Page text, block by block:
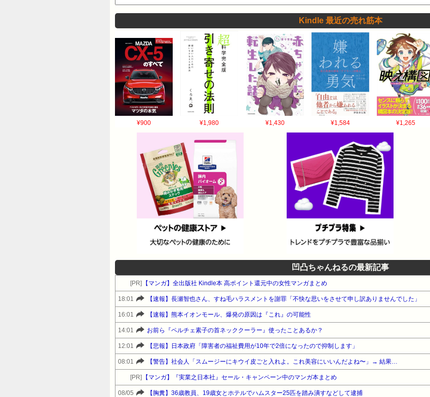
Kindle 最近の売れ筋本
¥900 ¥1,980 ¥1,430 ¥1,584 ¥1,265
凹凸ちゃんねるの最新記事
[PR] 【マンガ】全出版社 Kindle本 高ポイント還元中の女性マンガまとめ
18:01 【速報】長瀬智也さん、すね毛ハラスメントを謝罪「不快な思いをさせて申し訳ありませんでした」
16:01 【速報】熊本イオンモール、爆発の原因は『これ』の可能性
14:01 お前ら『ペルチェ素子の首ネッククーラー』使ったことあるか？
12:01 【悲報】日本政府「障害者の福祉費用が10年で2倍になったので抑制します」
08:01 【警告】社会人「スムージーにキウイ皮ごと入れよ。これ美容にいいんだよね〜」→ 結果…
[PR] 【マンガ】『実業之日本社』セール・キャンペーン中のマンガ本まとめ
08/05 【胸糞】36歳教員、19歳女とホテルでハムスター25匹を踏み潰すなどして逮捕